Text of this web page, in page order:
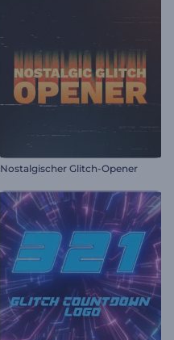
Nostalgischer Glitch-Opener